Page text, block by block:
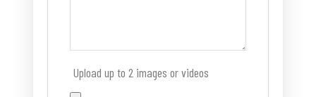
Upload up to 2 images or videos